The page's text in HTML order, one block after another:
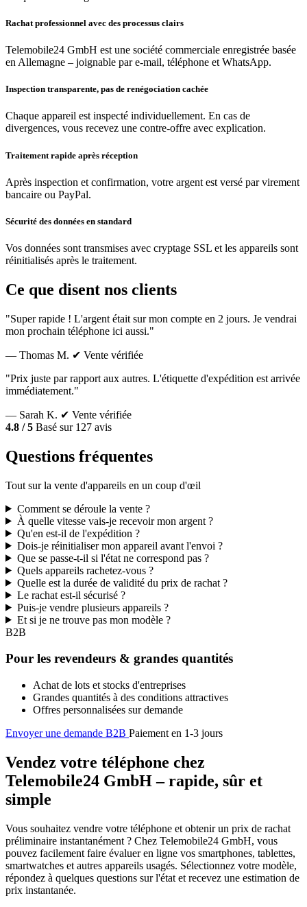
Rachat professionnel avec des processus clairs
Telemobile24 GmbH est une société commerciale enregistrée basée
en Allemagne – joignable par e-mail, téléphone et WhatsApp.
Inspection transparente, pas de renégociation cachée
Chaque appareil est inspecté individuellement. En cas de
divergences, vous recevez une contre-offre avec explication.
Traitement rapide après réception
Après inspection et confirmation, votre argent est versé par virement
bancaire ou PayPal.
Sécurité des données en standard
Vos données sont transmises avec cryptage SSL et les appareils sont
réinitialisés après le traitement.
Ce que disent nos clients
"Super rapide ! L'argent était sur mon compte en 2 jours. Je vendrai
mon prochain téléphone ici aussi."
— Thomas M. ✔ Vente vérifiée
"Prix juste par rapport aux autres. L'étiquette d'expédition est arrivée
immédiatement."
— Sarah K. ✔ Vente vérifiée
4.8 / 5 Basé sur 127 avis
Questions fréquentes
Tout sur la vente d'appareils en un coup d'œil
Comment se déroule la vente ?
À quelle vitesse vais-je recevoir mon argent ?
Qu'en est-il de l'expédition ?
Dois-je réinitialiser mon appareil avant l'envoi ?
Que se passe-t-il si l'état ne correspond pas ?
Quels appareils rachetez-vous ?
Quelle est la durée de validité du prix de rachat ?
Le rachat est-il sécurisé ?
Puis-je vendre plusieurs appareils ?
Et si je ne trouve pas mon modèle ?
B2B
Pour les revendeurs & grandes quantités
Achat de lots et stocks d'entreprises
Grandes quantités à des conditions attractives
Offres personnalisées sur demande
Envoyer une demande B2B Paiement en 1-3 jours
Vendez votre téléphone chez
Telemobile24 GmbH – rapide, sûr et
simple
Vous souhaitez vendre votre téléphone et obtenir un prix de rachat
préliminaire instantanément ? Chez Telemobile24 GmbH, vous
pouvez facilement faire évaluer en ligne vos smartphones, tablettes,
smartwatches et autres appareils usagés. Sélectionnez votre modèle,
répondez à quelques questions sur l'état et recevez une estimation de
prix instantanée.